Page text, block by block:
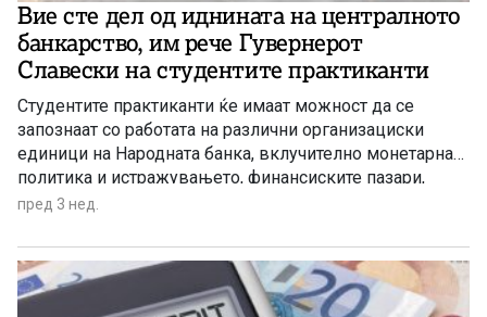
Вие сте дел од иднината на централното
банкарство, им рече Гувернерот
Славески на студентите практиканти
Студентите практиканти ќе имаат можност да се
запознаат со работата на различни организациски
единици на Народната банка, вклучително монетарната
политика и истражувањето, финансиските пазари,
статистиката, информатичката технологија, правните
слика за функционирањето на една современа
централна банка.
пред 3 нед.